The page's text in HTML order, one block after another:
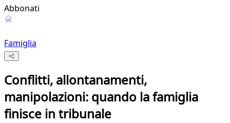
Abbonati
Famiglia
Conflitti, allontanamenti,
manipolazioni: quando la famiglia
finisce in tribunale